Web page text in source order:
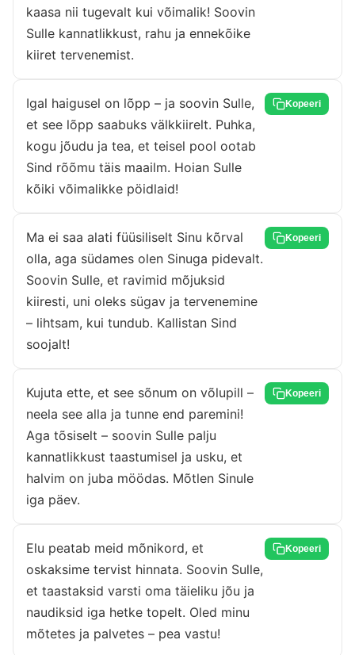
kaasa nii tugevalt kui võimalik! Soovin
Sulle kannatlikkust, rahu ja ennekõike
kiiret tervenemist.
Igal haigusel on lõpp – ja soovin Sulle,
et see lõpp saabuks välkkiirelt. Puhka,
kogu jõudu ja tea, et teisel pool ootab
Sind rõõmu täis maailm. Hoian Sulle
kõiki võimalikke pöidlaid!
Kopeeri
Ma ei saa alati füüsiliselt Sinu kõrval
olla, aga südames olen Sinuga pidevalt.
Soovin Sulle, et ravimid mõjuksid
kiiresti, uni oleks sügav ja tervenemine
– lihtsam, kui tundub. Kallistan Sind
soojalt!
Kopeeri
Kujuta ette, et see sõnum on võlupill –
neela see alla ja tunne end paremini!
Aga tõsiselt – soovin Sulle palju
kannatlikkust taastumisel ja usku, et
halvim on juba möödas. Mõtlen Sinule
iga päev.
Kopeeri
Elu peatab meid mõnikord, et
oskaksime tervist hinnata. Soovin Sulle,
et taastaksid varsti oma täieliku jõu ja
naudiksid iga hetke topelt. Oled minu
mõtetes ja palvetes – pea vastu!
Kopeeri